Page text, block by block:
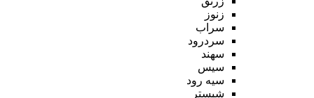
زنوز
سراب
سردرود
سهند
سیس
سیه رود
شبستر